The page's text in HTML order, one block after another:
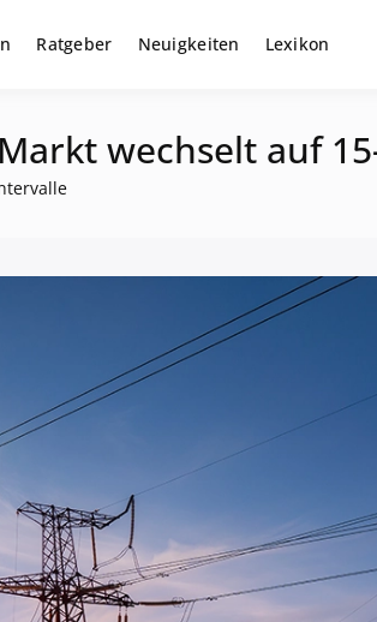
Ratgeber Neuigkeiten Lexikon
wechselt auf